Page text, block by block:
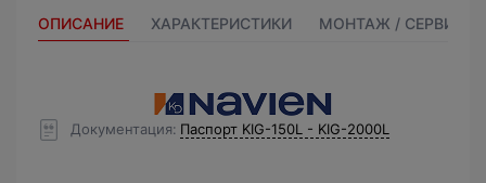
ОПИСАНИЕ ХАРАКТЕРИСТИКИ МОНТАЖ / СЕРВИС
Документация Паспорт KIG-150L - KIG-2000L